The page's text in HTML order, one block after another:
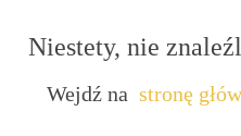
Niestety, nie
Wejdź na stronę